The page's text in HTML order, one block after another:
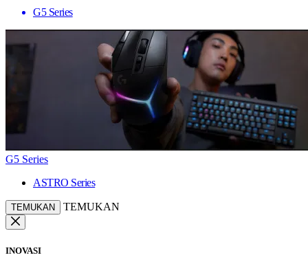
G5 Series
G5 Series
ASTRO Series
TEMUKAN TEMUKAN
INOVASI